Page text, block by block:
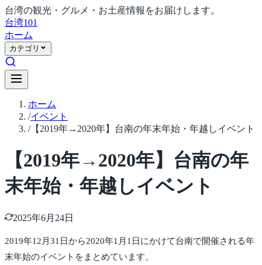
台湾の観光・グルメ・お土産情報をお届けします。
台湾101
ホーム
カテゴリ
ホーム
/イベント
/【2019年→2020年】台南の年末年始・年越しイベント
【2019年→2020年】台南の年
末年始・年越しイベント
2025年6月24日
2019年12月31日から2020年1月1日にかけて台南で開催される年
末年始のイベントをまとめています。